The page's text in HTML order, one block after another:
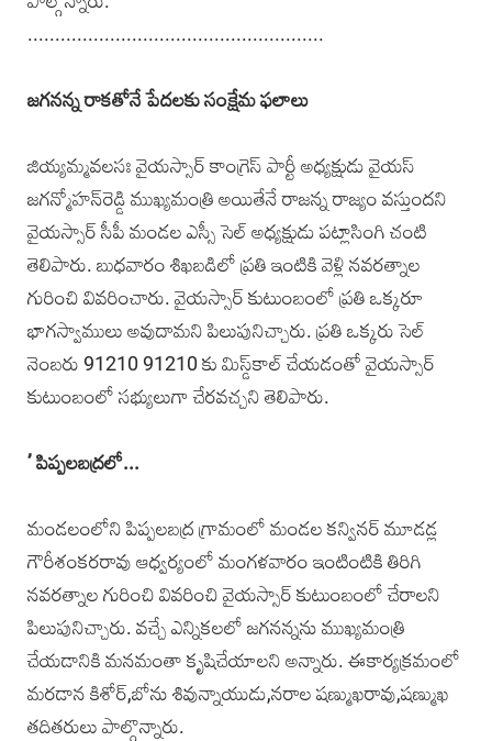
......................................................
జగనన్న రాకతోనే పేదలకు సంక్షేమ ఫలాలు
జియ్యమ్మవలసః వైయస్సార్‌ కాంగ్రెస్‌ పార్టీ అధ్యక్షుడు వైయస్‌
జగన్మోహన్‌రెడ్డి ముఖ్యమంత్రి అయితేనే రాజన్న రాజ్యం వస్తుందని
వైయస్సార్‌ సీపీ మండల ఎస్సీ సెల్‌ అధ్యక్షుడు పట్లాసింగి చంటి
తెలిపారు. బుధవారం శిఖబడిలో ప్రతి ఇంటికి వెళ్లి నవరత్నాల
గురించి వివరించారు. వైయస్సార్‌ కుటుంబంలో ప్రతి ఒక్కరూ
భాగస్వాములు అవుదామని పిలుపునిచ్చారు. ప్రతి ఒక్కరు సెల్‌
నెంబరు 91210 91210 కు మిస్డ్‌కాల్‌ చేయడంతో వైయస్సార్‌
కుటుంబంలో సభ్యులుగా చేరవచ్చని తెలిపారు.
’ పిప్పలబద్రలో...
మండలంలోని పిప్పలబద్ర గ్రామంలో మండల కన్వినర్‌ మూడడ్ల
గౌరీశంకరరావు ఆధ్వర్యంలో మంగళవారం ఇంటింటికి తిరిగి
నవరత్నాల గురించి వివరించి వైయస్సార్‌ కుటుంబంలో చేరాలని
పిలుపునిచ్చారు. వచ్చే ఎన్నికలలో జగనన్నను ముఖ్యమంత్రి
చేయడానికి మనమంతా కృషిచేయాలని అన్నారు. ఈకార్యక్రమంలో
మరడాన కిశోర్,బోను శివున్నాయుడు,నరాల షణ్ముఖరావు,షణ్ముఖ
తదితరులు పాల్గొన్నారు.